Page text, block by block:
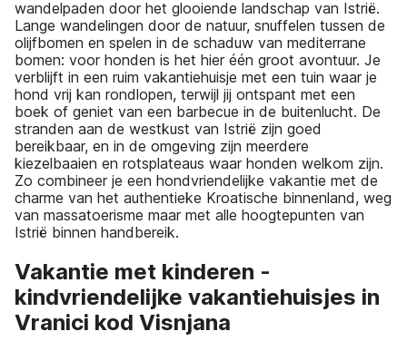
wandelpaden door het glooiende landschap van Istrië.
Lange wandelingen door de natuur, snuffelen tussen de
olijfbomen en spelen in de schaduw van mediterrane
bomen: voor honden is het hier één groot avontuur. Je
verblijft in een ruim vakantiehuisje met een tuin waar je
hond vrij kan rondlopen, terwijl jij ontspant met een
boek of geniet van een barbecue in de buitenlucht. De
stranden aan de westkust van Istrië zijn goed
bereikbaar, en in de omgeving zijn meerdere
kiezelbaaien en rotsplateaus waar honden welkom zijn.
Zo combineer je een hondvriendelijke vakantie met de
charme van het authentieke Kroatische binnenland, weg
van massatoerisme maar met alle hoogtepunten van
Istrië binnen handbereik.
Vakantie met kinderen -
kindvriendelijke vakantiehuisjes in
Vranici kod Visnjana